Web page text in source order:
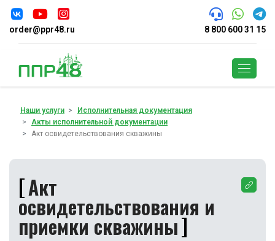
order@ppr48.ru 8 800 600 31 15
Наши услуги
Исполнительная документация
Акты исполнительной документации
Акт освидетельствования скважины
Акт
освидетельствования и
приемки скважины